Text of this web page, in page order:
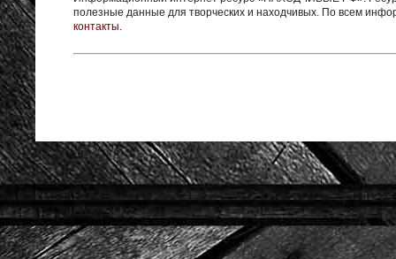
полезные данные для творческих и находчивых. По всем
контакты.